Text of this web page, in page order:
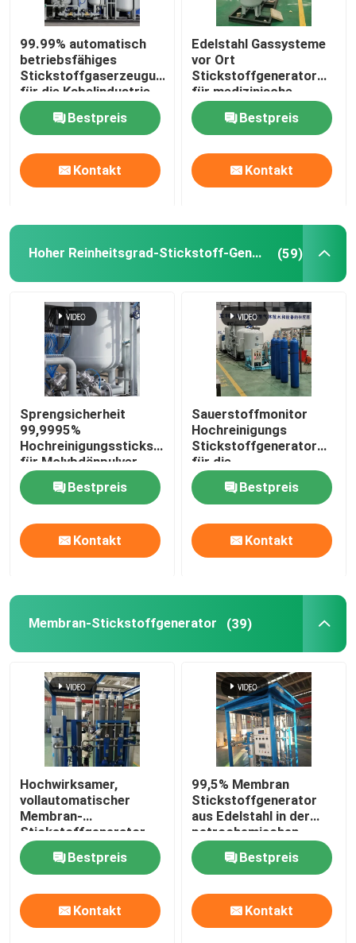
Stickstoffgasreiniger
Methanol-Kracker
Psa-Wasserstoff-Generator
Industriegasmischer
Modularer Sauerstoffgenerator
99.99% automatisch
betriebsfähiges
Stickstoffgaserzeugungssystem
für die Kabelindustrie
Bestpreis
Kontakt
Edelstahl Gassysteme
vor Ort
Stickstoffgenerator
für medizinische
Zwecke mit Sterilisator
Bestpreis
Kontakt
Hoher Reinheitsgrad-Stickstoff-Generator (59)
Sprengsicherheit
99,9995%
Hochreinigungsstickstoffgenerator
für Molybdänpulver
Bestpreis
Kontakt
Sauerstoffmonitor
Hochreinigungs
Stickstoffgenerator
für die
Pulvermetallurgie
Bestpreis
Kontakt
Membran-Stickstoffgenerator (39)
Hochwirksamer,
vollautomatischer
Membran-
Stickstoffgenerator
für die Petrochemie
Bestpreis
Kontakt
99,5% Membran
Stickstoffgenerator
aus Edelstahl in der
petrochemischen
Industrie
Bestpreis
Kontakt